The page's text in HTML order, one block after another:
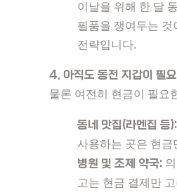
이날을 위해 한 달
필품을 쟁여두는 것
전략입니다.
4. 아직도 동전 지갑이 필
물론 여전히 현금이 필요
동네 맛집(라멘집 등):
사용하는 곳은 현금
병원 및 조제 약국:
고는 현금 결제만